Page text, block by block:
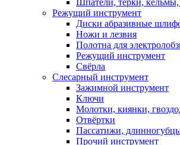
Шпатели, тёрки, кельмы,
Режущий инструмент
Диски абразивные
Ножи и лезвия
Полотна для
Режущий инструмент
Свёрла
Слесарный инструмент
Зажимной инструмент
Ключи
Молотки, киянки,
Отвёртки
Пассатижи,
Прочий инструмент